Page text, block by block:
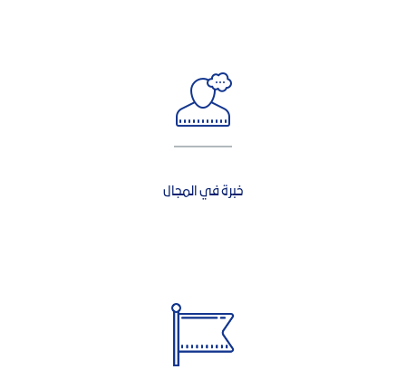
خبرة في المجال